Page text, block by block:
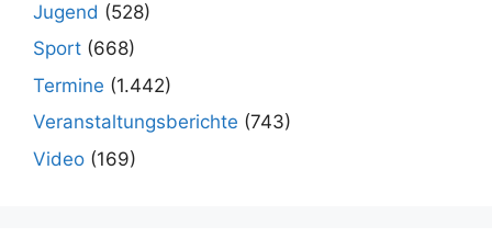
Jugend (528)
Sport (668)
Termine (1.442)
Veranstaltungsberichte (743)
Video (169)